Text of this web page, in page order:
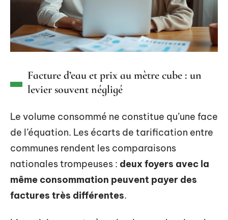
Facture d’eau et prix au mètre cube : un
levier souvent négligé
Le volume consommé ne constitue qu’une face
de l’équation. Les écarts de tarification entre
communes rendent les comparaisons
nationales trompeuses : deux foyers avec la
même consommation peuvent payer des
factures très différentes.